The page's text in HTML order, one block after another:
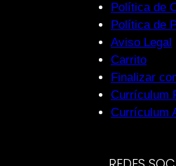
Política de
Política de
Aviso Legal
Carrito
Finalizar
Currículum
Currículum